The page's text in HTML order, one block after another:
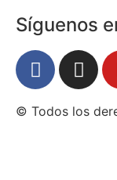
Síguenos
© Todos los